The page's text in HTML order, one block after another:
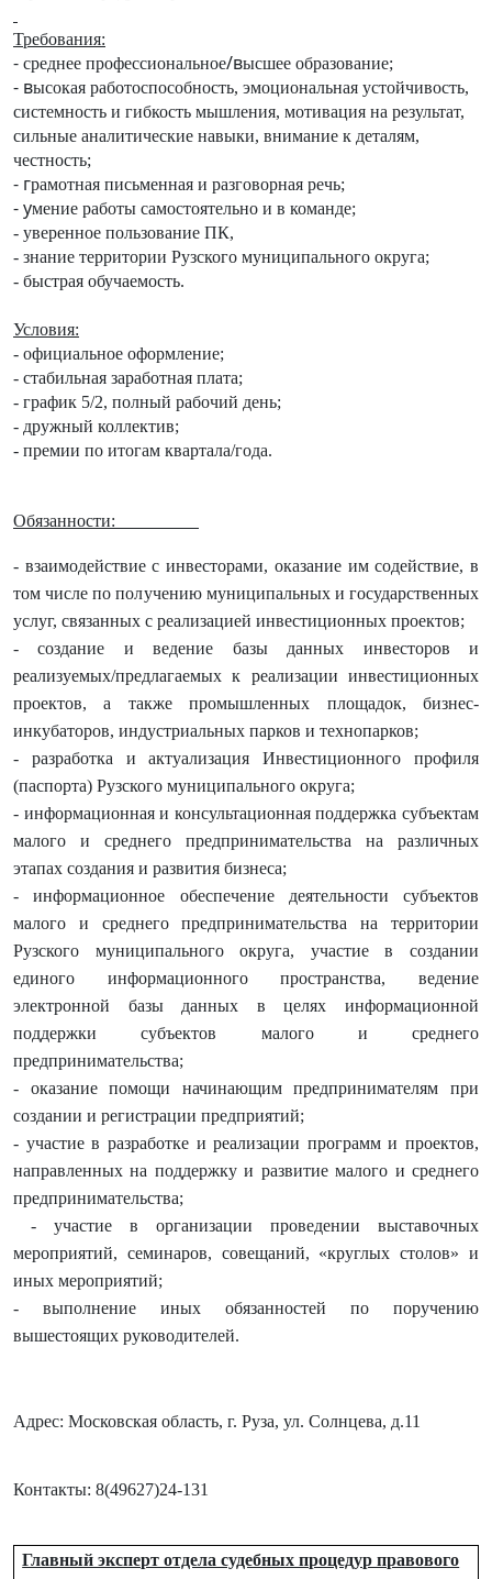
Требования:
- среднее профессиональное/высшее образование;
- высокая работоспособность, эмоциональная устойчивость,
системность и гибкость мышления, мотивация на результат,
сильные аналитические навыки, внимание к деталям,
честность;
- грамотная письменная и разговорная речь;
- умение работы самостоятельно и в команде;
- уверенное пользование ПК,
- знание территории Рузского муниципального округа;
- быстрая обучаемость.
Условия:
- официальное оформление;
- стабильная заработная плата;
- график 5/2, полный рабочий день;
- дружный коллектив;
- премии по итогам квартала/года.
Обязанности:
- взаимодействие с инвесторами, оказание им содействие, в
том числе по получению муниципальных и государственных
услуг, связанных с реализацией инвестиционных проектов;
- создание и ведение базы данных инвесторов и
реализуемых/предлагаемых к реализации инвестиционных
проектов, а также промышленных площадок, бизнес-
инкубаторов, индустриальных парков и технопарков;
- разработка и актуализация Инвестиционного профиля
(паспорта) Рузского муниципального округа;
- информационная и консультационная поддержка субъектам
малого и среднего предпринимательства на различных
этапах создания и развития бизнеса;
-информационное обеспечение деятельности субъектов
малого и среднего предпринимательства на территории
Рузского муниципального округа, участие в создании
единого информационного пространства, ведение
электронной базы данных в целях информационной
поддержки субъектов малого и среднего
предпринимательства;
- оказаниепомощи начинающим предпринимателям при
создании и регистрации предприятий;
- участие в разработке и реализации программ и проектов,
направленных на поддержку и развитие малого и среднего
предпринимательства;
- участие в организации проведении выставочных
мероприятий, семинаров, совещаний, «круглых столов» и
иных мероприятий;
- выполнение иных обязанностей по поручению
вышестоящих руководителей.
Адрес: Московская область, г. Руза, ул. Солнцева, д.11
Контакты: 8(49627)24-131
Главный эксперт отдела судебных процедур правового